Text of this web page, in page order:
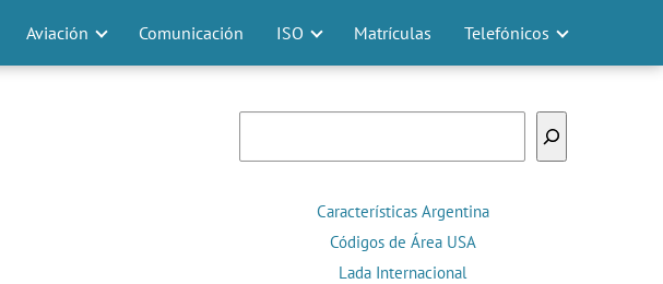
Aviación Comunicación ISO Matrículas Telefónicos
Características Argentina
Códigos de Área USA
Lada Internacional